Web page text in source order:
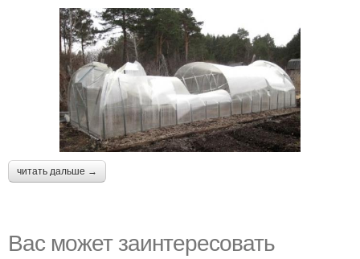
читать дальше →
Вас может заинтересовать